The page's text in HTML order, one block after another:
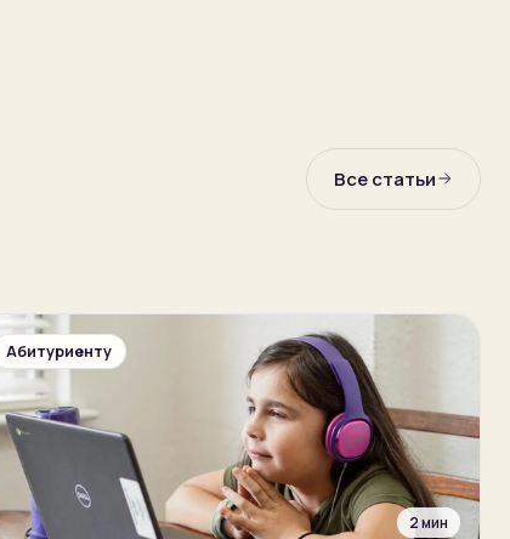
Все статьи
Абитуриенту
2 мин